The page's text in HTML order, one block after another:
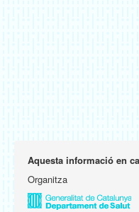
Aquesta informació en
Organitza